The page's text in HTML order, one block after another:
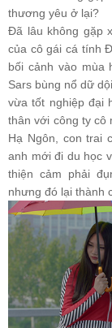
thương yêu ở lại?
Đã lâu không gặp
của cô gái cá tính
bối cảnh vào mùa
Sars bùng nổ dữ
vừa tốt nghiệp đại
thân với công ty cô
Hạ Ngôn, con trai
anh mới đi du học
thiện cảm phải
nhưng đó lại thành